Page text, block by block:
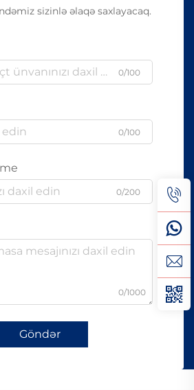
sizinlə əlaqə saxlayacaq.
0/100
0/100
0/200
0/1000
Göndər